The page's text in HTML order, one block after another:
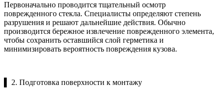
Первоначально проводится тщательный осмотр
поврежденного стекла. Специалисты определяют степень
разрушения и решают дальнейшие действия. Обычно
производится бережное извлечение поврежденного элемента,
чтобы сохранить оставшийся слой герметика и
минимизировать вероятность повреждения кузова.
▌ 2. Подготовка поверхности к монтажу